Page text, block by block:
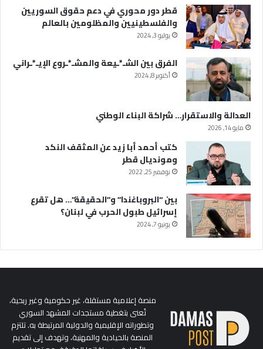
قطر دور محوري في دعم حقوق السوريين
والفلسطينيين والمظلومين بالعالم
يوليو 3, 2024
الفرق بين الشـ*ـيعة والمشـ*ـروع الإيـ*ـراني
أكتوبر 8, 2024
العدالة والاستقرار… شراكة البناء الوطني
مايو 14, 2026
كتب أحمد أبا زيد عن المثقف النكد
ومونديال قطر
نوفمبر 25, 2022
بين “البروباغندا” و”الحقيقة”… هل تقرع
إسرائيل طبول الحرب في لبنان؟
يونيو 7, 2024
منصة إعلامية مستقلة، غير حكومية وغير ربحية،
تُعنى بتغطية مستجدات المشهد السوري
وتطوراته الإقليمية والدولية المرتبطة به. تلتزم
المنصة بالحيادية والمهنية، وتهدف إلى تقديم